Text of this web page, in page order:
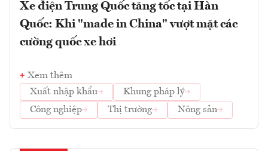
Xe điện Trung Quốc tăng tốc tại Hàn
Quốc: Khi "made in China" vượt mặt các
cường quốc xe hơi
Xem thêm
Xuất nhập khẩu
Khung pháp lý
Công nghiệp
Thị trường Nông sản